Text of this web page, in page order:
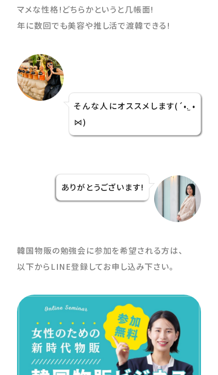
マメな性格!どちらかというと几帳面!
年に数回でも美容や推し活で渡韓できる!
そんな人にオススメします(´•.̫ •
⋈)
ありがとうございます!
韓国物販の勉強会に参加を希望される方は、
以下からLINE登録してお申し込み下さい。